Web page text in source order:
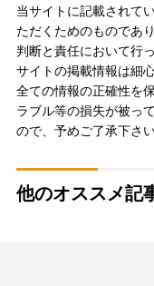
当サイトに記載されて
ただくためのものであ
判断と責任において行
サイトの掲載情報は細
全ての情報の正確性を
ラブル等の損失が被っ
ので、予めご了承下さい
他のオススメ記